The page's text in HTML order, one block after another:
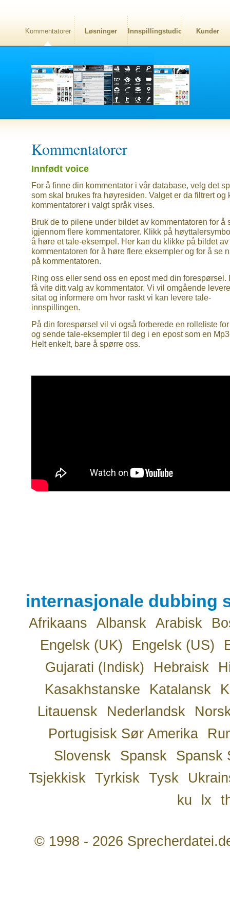
Kommentatorer Løsninger Innspillingstudio Kunder
Kommentatorer
Innfødt voice
For å finne din kommentator i vår database, velg det
som skal brukes fra høyresiden. Valget er da filtrert og
kommentatorer i valgt språk vises.
Bruk de to pilene under bildet av kommentatoren for å
igjennom flere kommentatorer. Klikk på
å høre et tale-eksempel. Her kan du klikke på bildet av
kommentatoren for å høre flere eksempler og for å se
på kommentatoren.
Ring oss eller send oss en epost med din forespørsel.
få vite ditt valg av kommentator. Vi vil omgående
sitat og informere om hvor raskt vi kan levere tale-
innspillingen.
På din forespørsel vil vi også forberede en rolleliste
og sende tale-eksempler til deg i en epost som en
Helt enkelt, bare å spørre oss.
internasjonale dubbing
Afrikaans Albansk Arabisk
Engelsk (UK)
Engelsk (US)
Gujarati (Indisk)
Hebraisk
Kasakhstanske
Katalansk
Litauensk
Nederlandsk
Portugisisk Sør Amerika
Slovensk
Spansk
Spansk
Tsjekkisk
Tyrkisk Tysk
ku
lx
© 1998 - 2026